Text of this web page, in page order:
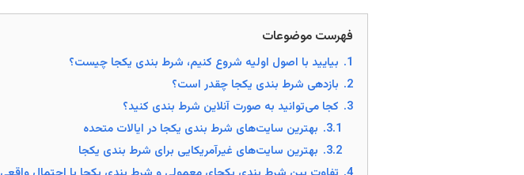
فهرست موضوعات
1. بیایید با اصول اولیه شروع کنیم، شرط بندی یکجا چیست؟
2. بازدهی شرط بندی یکجا چقدر است؟
3. کجا می‌توانید به صورت آنلاین شرط بندی کنید؟
3.1. بهترین سایت‌های شرط بندی یکجا در ایالات متحده
3.2. بهترین سایت‌های غیرآمریکایی برای شرط بندی یکجا